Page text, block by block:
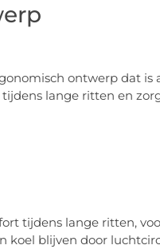
ontwerp dat
lange ritten en
tijdens lange ritten,
koel blijven door